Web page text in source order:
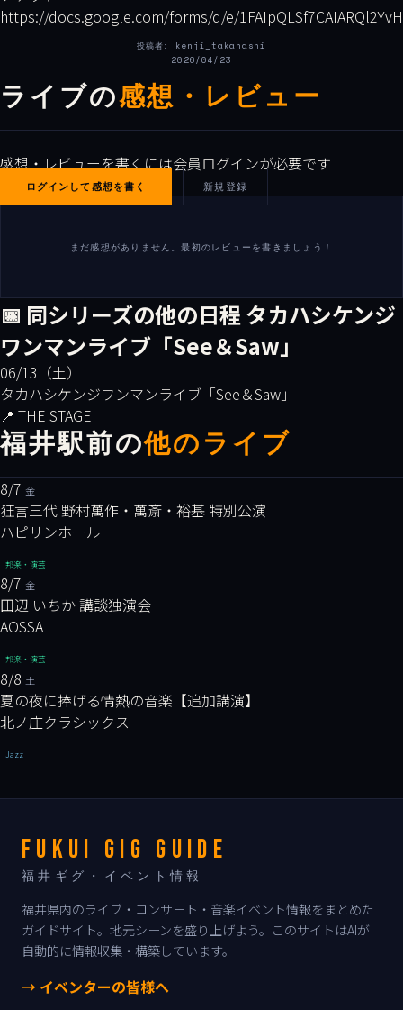
https://docs.google.com/forms/d/e/
投稿者: kenji_takahashi
2026/04/23
ライブの感想・レビュー
感想・レビューを書くには会員ログインが必要です
ログインして感想を書く 新規登録
まだ感想がありません。最初のレビューを書きましょう！
📅 同シリーズの他の日程 タカハシケンジ
ワンマンライブ「See＆Saw」
06/13（土）
タカハシケンジワンマンライブ「See＆Saw」
📍 THE STAGE
福井駅前の他のライブ
8/7 金
狂言三代 野村萬作・萬斎・裕基 特別公演
ハピリンホール
邦楽・演芸
8/7 金
田辺 いちか 講談独演会
AOSSA
邦楽・演芸
8/8 土
夏の夜に捧げる情熱の音楽【追加講演】
北ノ庄クラシックス
Jazz
FUKUI GIG GUIDE
福井ギグ・イベント情報
福井県内のライブ・コンサート・音楽イベント情報をまとめた
ガイドサイト。地元シーンを盛り上げよう。このサイトはAIが
自動的に情報収集・構築しています。
→ イベンターの皆様へ